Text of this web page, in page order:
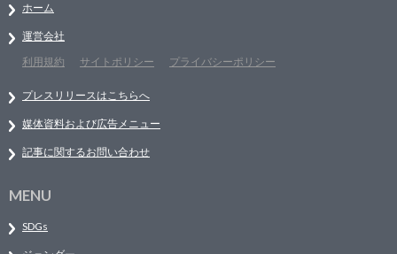
ホーム
運営会社
利用規約
サイトポリシー プライバシーポリシー
プレスリリースはこちらへ
媒体資料および広告メニュー
記事に関するお問い合わせ
MENU
SDGs